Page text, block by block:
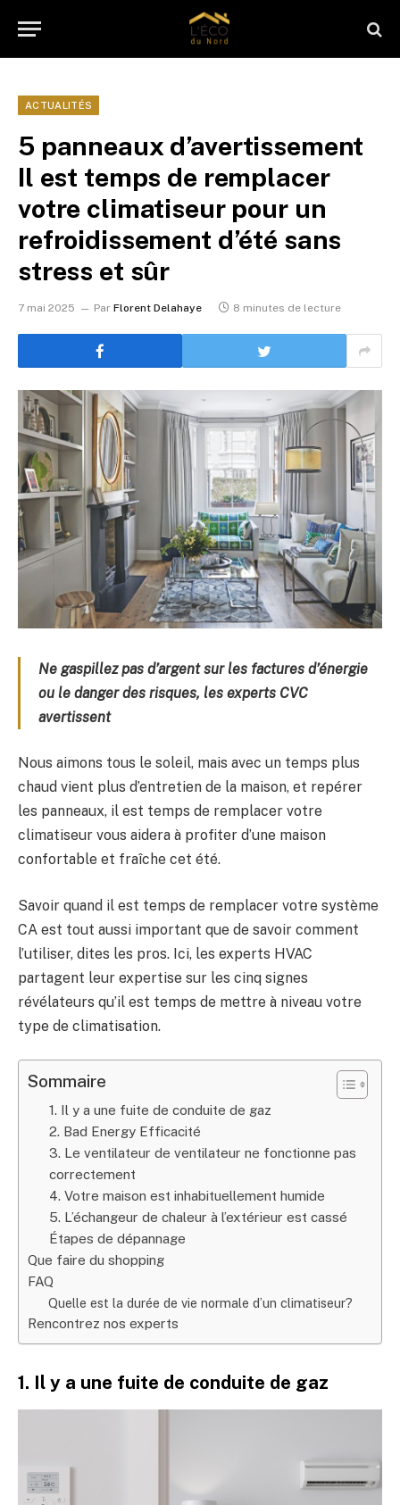
ACTUALITÉS
5 panneaux d’avertissement
Il est temps de remplacer
votre climatiseur pour un
refroidissement d’été sans
stress et sûr
7 mai 2025 Par Florent Delahaye 8 minutes de lecture
Ne gaspillez pas d’argent sur les factures d’énergie
ou le danger des risques, les experts CVC
avertissent
Nous aimons tous le soleil, mais avec un temps plus
chaud vient plus d’entretien de la maison, et repérer
les panneaux, il est temps de remplacer votre
climatiseur vous aidera à profiter d’une maison
confortable et fraîche cet été.
Savoir quand il est temps de remplacer votre système
CA est tout aussi important que de savoir comment
l’utiliser, dites les pros. Ici, les experts HVAC
partagent leur expertise sur les cinq signes
révélateurs qu’il est temps de mettre à niveau votre
type de climatisation.
Sommaire
1. Il y a une fuite de conduite de gaz
2. Bad Energy Efficacité
3. Le ventilateur de ventilateur ne fonctionne pas
correctement
4. Votre maison est inhabituellement humide
5. L’échangeur de chaleur à l’extérieur est cassé
Étapes de dépannage
Que faire du shopping
FAQ
Quelle est la durée de vie normale d’un climatiseur?
Rencontrez nos experts
1. Il y a une fuite de conduite de gaz